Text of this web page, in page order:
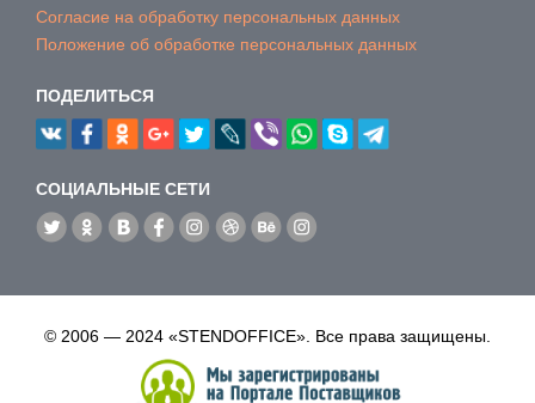
Согласие на обработку персональных данных
Положение об обработке персональных данных
ПОДЕЛИТЬСЯ
CОЦИАЛЬНЫЕ СЕТИ
© 2006 — 2024 «STENDOFFICE». Все права защищены.